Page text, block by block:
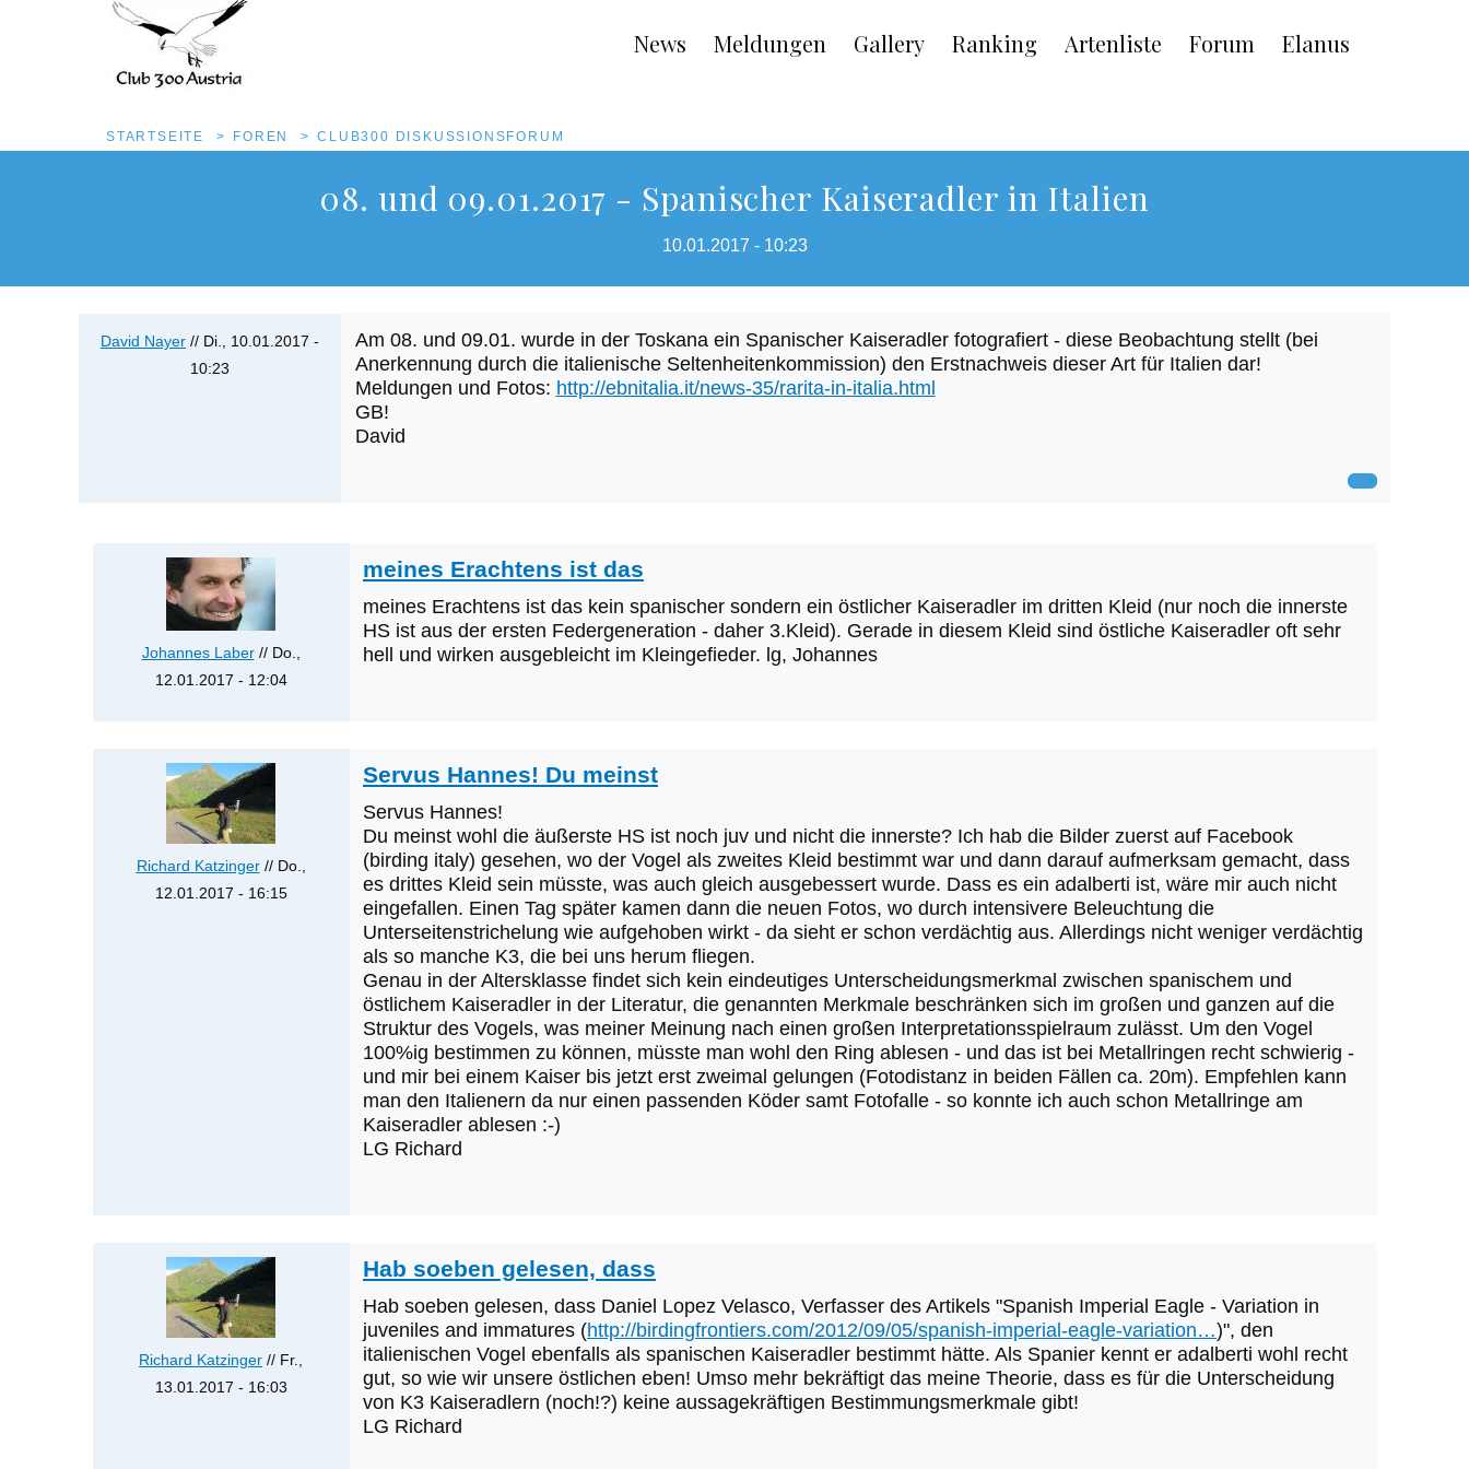
Main
navigation
News Meldungen Gallery Ranking Artenliste Forum Elanus
Pfadnavigation
STARTSEITE FOREN CLUB300 DISKUSSIONSFORUM
08. und 09.01.2017 - Spanischer Kaiseradler in Italien
10.01.2017 - 10:23
David Nayer // Di., 10.01.2017 -
10:23
Am 08. und 09.01. wurde in der Toskana ein Spanischer Kaiseradler fotografiert - diese Beobachtung stellt (bei
Anerkennung durch die italienische Seltenheitenkommission) den Erstnachweis dieser Art für Italien dar!
Meldungen und Fotos: http://ebnitalia.it/news-35/rarita-in-italia.html
GB!
David
Johannes Laber// Do.,
12.01.2017 - 12:04
nächsten
Erstnachweise
meines Erachtens ist das
meines Erachtens ist das kein spanischer sondern ein östlicher Kaiseradler im dritten Kleid (nur noch die innerste
HS ist aus der ersten Federgeneration - daher 3.Kleid). Gerade in diesem Kleid sind östliche Kaiseradler oft sehr
hell und wirken ausgebleicht im Kleingefieder. lg, Johannes
Richard Katzinger// Do.,
12.01.2017 - 16:15
Servus Hannes! Du meinst
Servus Hannes!
Du meinst wohl die äußerste HS ist noch juv und nicht die innerste? Ich hab die Bilder zuerst auf Facebook
(birding italy) gesehen, wo der Vogel als zweites Kleid bestimmt war und dann darauf aufmerksam gemacht, dass
es drittes Kleid sein müsste, was auch gleich ausgebessert wurde. Dass es ein adalberti ist, wäre mir auch nicht
eingefallen. Einen Tag später kamen dann die neuen Fotos, wo durch intensivere Beleuchtung die
Unterseitenstrichelung wie aufgehoben wirkt - da sieht er schon verdächtig aus. Allerdings nicht weniger verdächtig
als so manche K3, die bei uns herum fliegen.
Genau in der Altersklasse findet sich kein eindeutiges Unterscheidungsmerkmal zwischen spanischem und
östlichem Kaiseradler in der Literatur, die genannten Merkmale beschränken sich im großen und ganzen auf die
Struktur des Vogels, was meiner Meinung nach einen großen Interpretationsspielraum zulässt. Um den Vogel
100%ig bestimmen zu können, müsste man wohl den Ring ablesen - und das ist bei Metallringen recht schwierig -
und mir bei einem Kaiser bis jetzt erst zweimal gelungen (Fotodistanz in beiden Fällen ca. 20m). Empfehlen kann
man den Italienern da nur einen passenden Köder samt Fotofalle - so konnte ich auch schon Metallringe am
Kaiseradler ablesen :-)
LG Richard
Richard Katzinger // Fr.,
13.01.2017 - 16:03
Hab soeben gelesen, dass
Hab soeben gelesen, dass Daniel Lopez Velasco, Verfasser des Artikels "Spanish Imperial Eagle - Variation in
juveniles and immatures (http://birdingfrontiers.com/2012/09/05/spanish-imperial-eagle-variation…)", den
italienischen Vogel ebenfalls als spanischen Kaiseradler bestimmt hätte. Als Spanier kennt er adalberti wohl recht
gut, so wie wir unsere östlichen eben! Umso mehr bekräftigt das meine Theorie, dass es für die Unterscheidung
von K3 Kaiseradlern (noch!?) keine aussagekräftigen Bestimmungsmerkmale gibt!
LG Richard